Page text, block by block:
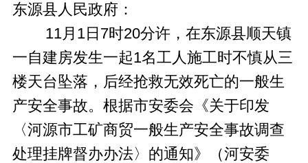
东源县人民政府：
11月 1日 7时20分许，在东源县顺天镇
一自建房发生一起1名工人施工时不慎从三
楼天台坠落，后经抢救无效死亡的一般生
产安全事故。 根据市安委会《关于印发
〈河源市工矿商贸一般生产安全事故调查
处理挂牌督办办法〉的通知》（河安委